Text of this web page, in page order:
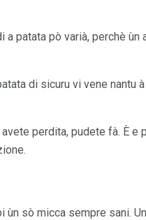
patata pò varià, perchè
di sicuru vi vene
perdita, pudete fà. È e
sò micca sempre sani.